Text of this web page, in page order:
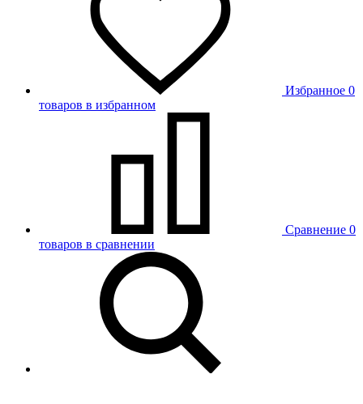
Избранное 0
товаров в избранном
Сравнение 0
товаров в сравнении